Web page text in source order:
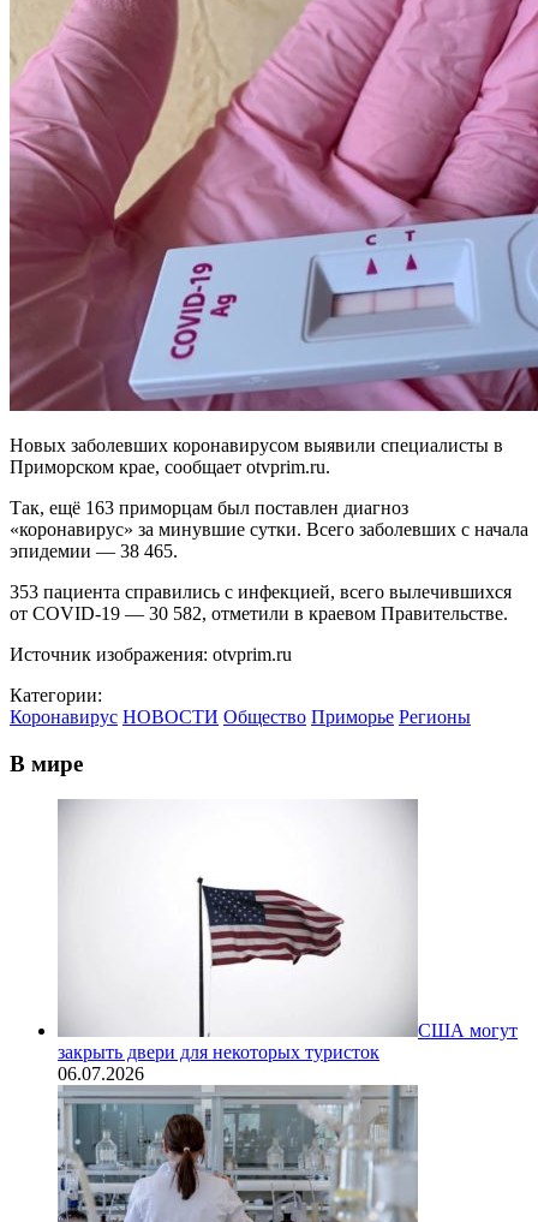
Новых заболевших коронавирусом выявили специалисты в
Приморском крае, сообщает otvprim.ru.
Так, ещё 163 приморцам был поставлен диагноз
«коронавирус» за минувшие сутки. Всего заболевших с начала
эпидемии — 38 465.
353 пациента справились с инфекцией, всего вылечившихся
от COVID-19 — 30 582, отметили в краевом Правительстве.
Источник изображения: otvprim.ru
Категории:
Коронавирус НОВОСТИ Общество Приморье Регионы
В мире
США могут
закрыть двери для некоторых туристок
06.07.2026